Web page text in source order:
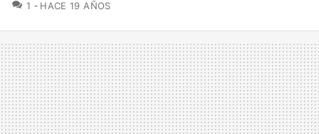
1 COMENTARIOS
HACE 19 AÑOS